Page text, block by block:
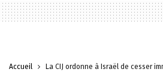
Accueil La CIJ ordonne à Israël de cesser